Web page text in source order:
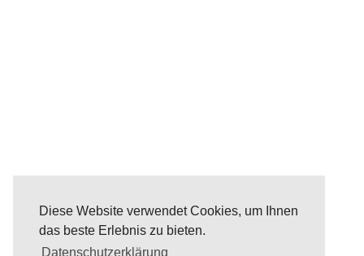
Diese Website verwendet Cookies, um Ihnen
das beste Erlebnis zu bieten.
Datenschutzerklärung